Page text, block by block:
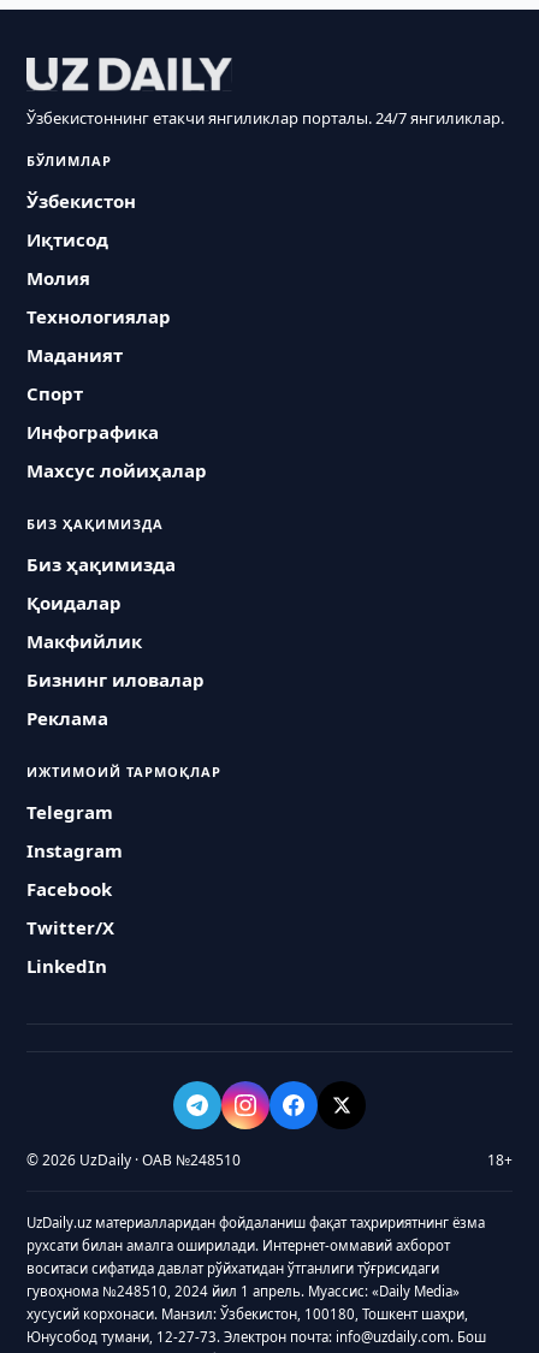
Ўзбекистоннинг етакчи янгиликлар порталы. 24/7 янгиликлар.
БЎЛИМЛАР
Ўзбекистон
Иқтисод
Молия
Технологиялар
Маданият
Спорт
Инфографика
Махсус лойиҳалар
БИЗ ҲАҚИМИЗДА
Биз ҳақимизда
Қоидалар
Макфийлик
Бизнинг иловалар
Реклама
ИЖТИМОИЙ ТАРМОҚЛАР
Telegram
Instagram
Facebook
Twitter/X
LinkedIn
© 2026 UzDaily · ОАВ №248510 18+
UzDaily.uz материалларидан фойдаланиш фақат таҳририятнинг ёзма
рухсати билан амалга оширилади. Интернет-оммавий ахборот
воситаси сифатида давлат рўйхатидан ўтганлиги тўғрисидаги
гувоҳнома №248510, 2024 йил 1 апрель. Муассис: «Daily Media»
хусусий корхонаси. Манзил: Ўзбекистон, 100180, Тошкент шаҳри,
Юнусобод тумани, 12-27-73. Электрон почта: info@uzdaily.com. Бош